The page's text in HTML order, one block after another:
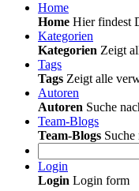
Home
Home Hier findest
Kategorien
Kategorien Zeigt
Tags
Tags Zeigt alle
Autoren
Autoren Suche
Team-Blogs
Team-Blogs Suche
Login
Login Login form